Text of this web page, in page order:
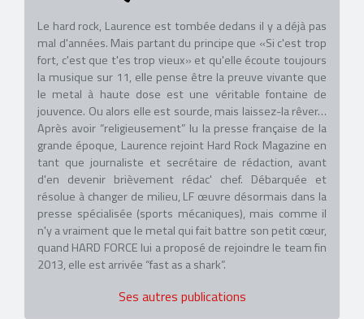
Le hard rock, Laurence est tombée dedans il y a déjà pas
mal d'années. Mais partant du principe que «Si c'est trop
fort, c'est que t'es trop vieux» et qu'elle écoute toujours
la musique sur 11, elle pense être la preuve vivante que
le metal à haute dose est une véritable fontaine de
jouvence. Ou alors elle est sourde, mais laissez-la rêver…
Après avoir “religieusement” lu la presse française de la
grande époque, Laurence rejoint Hard Rock Magazine en
tant que journaliste et secrétaire de rédaction, avant
d'en devenir brièvement rédac' chef. Débarquée et
résolue à changer de milieu, LF œuvre désormais dans la
presse spécialisée (sports mécaniques), mais comme il
n'y a vraiment que le metal qui fait battre son petit cœur,
quand HARD FORCE lui a proposé de rejoindre le team fin
2013, elle est arrivée “fast as a shark”.
Ses autres publications